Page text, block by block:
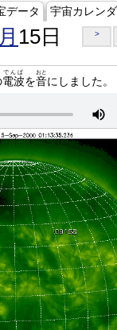
データ 宇宙カレン
15日 >
電波
でんぱ
を音
おと
にしました。